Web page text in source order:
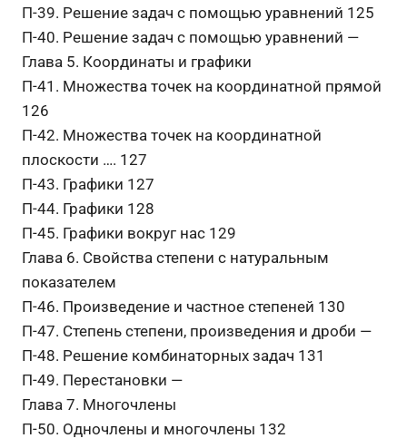
П-39. Решение задач с помощью уравнений 125
П-40. Решение задач с помощью уравнений —
Глава 5. Координаты и графики
П-41. Множества точек на координатной прямой
126
П-42. Множества точек на координатной
плоскости …. 127
П-43. Графики 127
П-44. Графики 128
П-45. Графики вокруг нас 129
Глава 6. Свойства степени с натуральным
показателем
П-46. Произведение и частное степеней 130
П-47. Степень степени, произведения и дроби —
П-48. Решение комбинаторных задач 131
П-49. Перестановки —
Глава 7. Многочлены
П-50. Одночлены и многочлены 132